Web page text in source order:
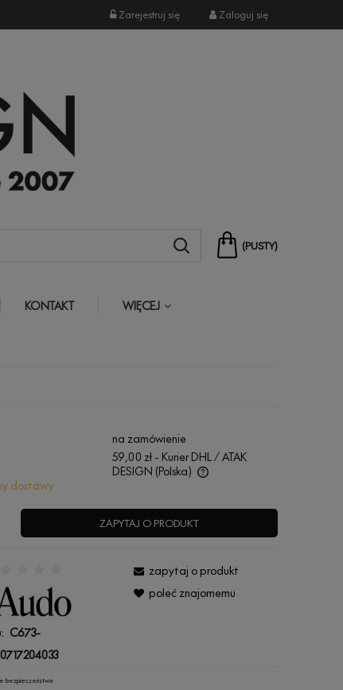
Zarejestruj się Zaloguj się
(PUSTY)
KONTAKT WIĘCEJ
na zamówienie
59,00 zł - Kurier DHL / ATAK
DESIGN (Polska)
Cena nie zawiera ewentualnych kosztów
dostawy
ZAPYTAJ O PRODUKT
C673-
zapytaj o produkt
poleć znajomemu
bezpieczeństwa